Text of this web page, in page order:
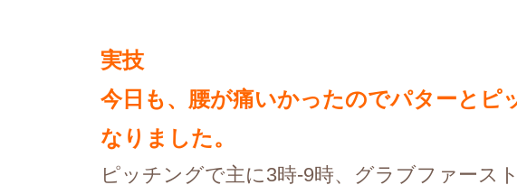
実技
今日も、腰が痛いかったのでパターとピ
なりました。
ピッチングで主に3時-9時、グラブファース